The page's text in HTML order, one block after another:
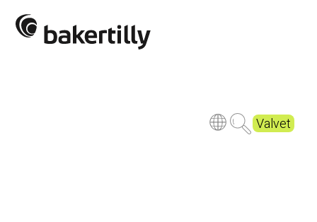
Valvet
Beskuren 1_DSC2046